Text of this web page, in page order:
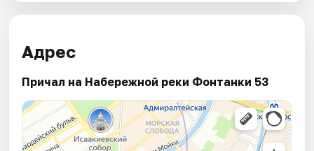
Адрес
Причал на Набережной реки Фонтанки 53